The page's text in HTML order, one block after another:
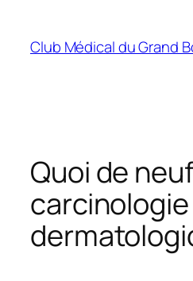
contenu
Club Médical du Grand
Quoi de
carcinologie